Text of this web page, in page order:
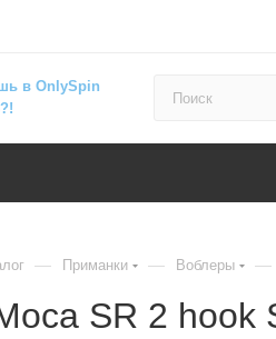
в OnlySpin
— Приманки — Воблеры —
SR 2 hook